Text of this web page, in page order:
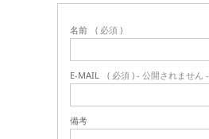
名前 ( 必須 )
E-MAIL ( 必須 ) - 公開されません -
備考